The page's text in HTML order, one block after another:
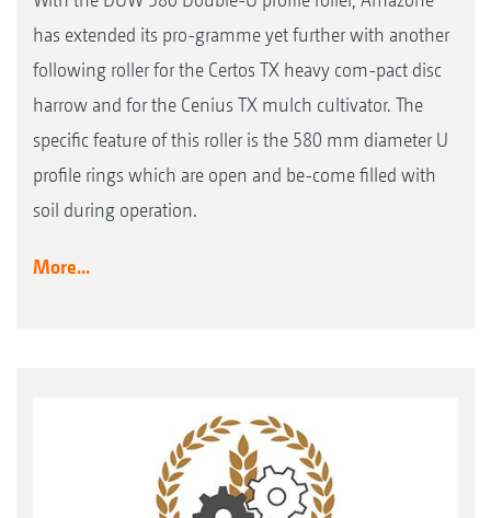
has extended its pro-gramme yet further with another
following roller for the Certos TX heavy com-pact disc
harrow and for the Cenius TX mulch cultivator. The
specific feature of this roller is the 580 mm diameter U
profile rings which are open and be-come filled with
soil during operation.
More...